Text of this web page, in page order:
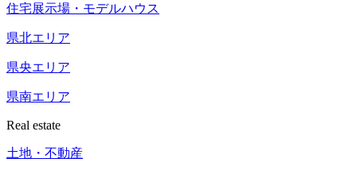
住宅展示場 ・モデルハウス
県北エリア
県央エリア
県南エリア
Real estate
土地・不動産